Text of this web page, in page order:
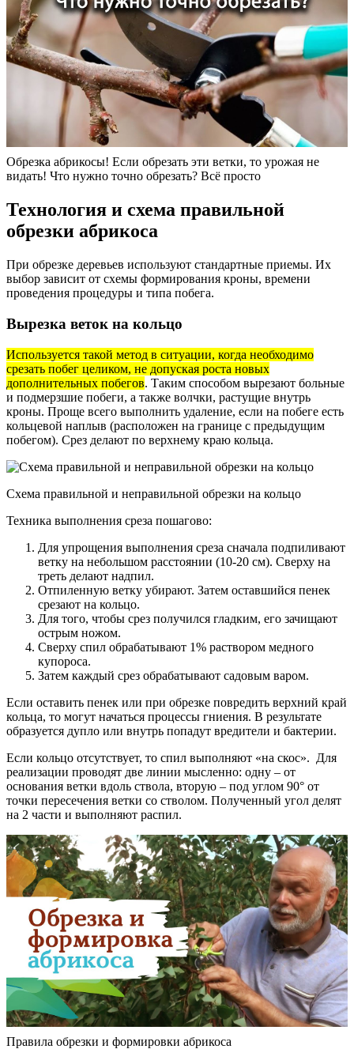
Обрезка абрикосы! Если обрезать эти ветки, то урожая не
видать! Что нужно точно обрезать? Всё просто
Технология и схема правильной
обрезки абрикоса
При обрезке деревьев используют стандартные приемы. Их
выбор зависит от схемы формирования кроны, времени
проведения процедуры и типа побега.
Вырезка веток на кольцо
Используется такой метод в ситуации, когда необходимо
срезать побег целиком, не допуская роста новых
дополнительных побегов. Таким способом вырезают больные
и подмерзшие побеги, а также волчки, растущие внутрь
кроны. Проще всего выполнить удаление, если на побеге есть
кольцевой наплыв (расположен на границе с предыдущим
побегом). Срез делают по верхнему краю кольца.
Схема правильной и неправильной обрезки на кольцо
Техника выполнения среза пошагово:
Для упрощения выполнения среза сначала подпиливают
ветку на небольшом расстоянии (10-20 см). Сверху на
треть делают надпил.
Отпиленную ветку убирают. Затем оставшийся пенек
срезают на кольцо.
Для того, чтобы срез получился гладким, его зачищают
острым ножом.
Сверху спил обрабатывают 1% раствором медного
купороса.
Затем каждый срез обрабатывают садовым варом.
Если оставить пенек или при обрезке повредить верхний край
кольца, то могут начаться процессы гниения. В результате
образуется дупло или внутрь попадут вредители и бактерии.
Если кольцо отсутствует, то спил выполняют «на скос». Для
реализации проводят две линии мысленно: одну – от
основания ветки вдоль ствола, вторую – под углом 90° от
точки пересечения ветки со стволом. Полученный угол делят
на 2 части и выполняют распил.
Правила обрезки и формировки абрикоса